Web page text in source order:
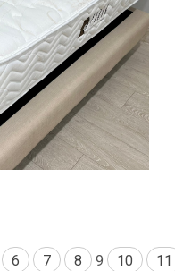
6 7 8 9 10
11